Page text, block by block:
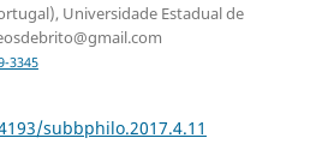
Universidade Estadual de
3345
subbphilo.2017.4.11